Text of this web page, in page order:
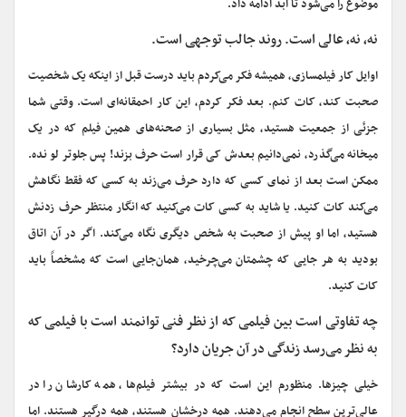
موضوع را می‌شود تا ابد ادامه داد.
نه، نه، عالی است. روند جالب توجهی است.
اوایل کار فیلمسازی، همیشه فکر می‌کردم باید درست قبل از اینکه یک شخصیت
صحبت کند، کات کنم. بعد فکر کردم، این کار احمقانه‌ای است. وقتی شما
جزئی از جمعیت هستید، مثل بسیاری از صحنه‌های همین فیلم که در یک
میخانه می‌گذرد، نمی‌دانیم بعدش کی قرار است حرف بزند! پس جلوتر لو نده.
ممکن است بعد از نمای کسی که دارد حرف می‌زند به کسی که فقط نگاهش
می‌کند کات کنید. یا شاید به کسی کات می‌کنید که انگار منتظر حرف زدنش
هستید، اما او پیش از صحبت به شخص دیگری نگاه می‌کند. اگر در آن اتاق
بودید به هر جایی که چشمتان می‌چرخید، همان‌جایی است که مشخصاً باید
کات کنید.
چه تفاوتی است بین فیلمی که از نظر فنی توانمند است با فیلمی که
به نظر می‌رسد زندگی در آن جریان دارد؟
خیلی چیزها. منظورم این است که در بیشتر فیلمها، همه کارشان را در
عالی‌ترین سطح انجام می‌دهند. همه درخشان هستند، همه درگیر هستند. اما